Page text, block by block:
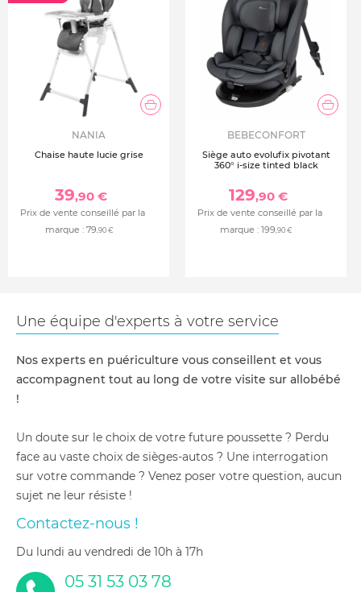
NANIA
Chaise haute lucie grise
39,90 €
Prix de vente conseillé par la
marque : 79,90 €
BEBECONFORT
Siège auto evolufix pivotant
360° i-size tinted black
129,90 €
Prix de vente conseillé par la
marque : 199,90 €
Une équipe d'experts à votre service
Nos experts en puériculture vous conseillent et vous
accompagnent tout au long de votre visite sur allobébé
!
Un doute sur le choix de votre future poussette ? Perdu
face au vaste choix de sièges-autos ? Une interrogation
sur votre commande ? Venez poser votre question, aucun
sujet ne leur résiste !
Contactez-nous !
du lundi au vendredi de 10h à 17h
05 31 53 03 78